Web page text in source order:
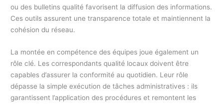
ou des bulletins qualité favorisent la diffusion des informations.
Ces outils assurent une transparence totale et maintiennent la
cohésion du réseau.
La montée en compétence des équipes joue également un
rôle clé. Les correspondants qualité locaux doivent être
capables d’assurer la conformité au quotidien. Leur rôle
dépasse la simple exécution de tâches administratives : ils
garantissent l’application des procédures et remontent les